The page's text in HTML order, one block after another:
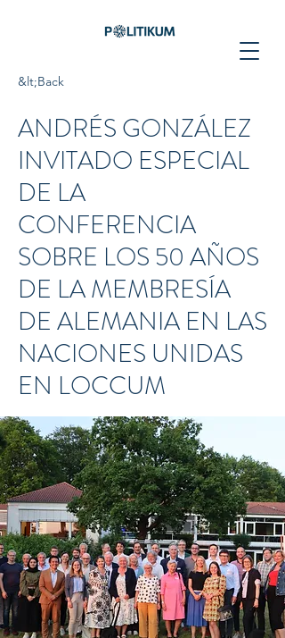
&lt;Back
ANDRÉS GONZÁLEZ
INVITADO ESPECIAL
DE LA
CONFERENCIA
SOBRE LOS 50 AÑOS
DE LA MEMBRESÍA
DE ALEMANIA EN LAS
NACIONES UNIDAS
EN LOCCUM